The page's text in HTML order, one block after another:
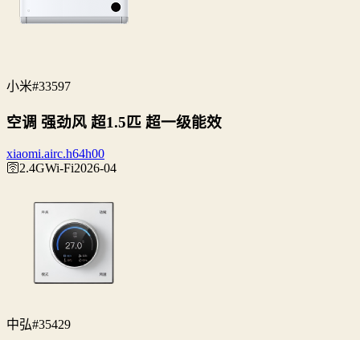
小米#33597
空调 强劲风 超1.5匹 超一级能效
xiaomi.airc.h64h00
🛜2.4GWi‑Fi2026-04
中弘#35429